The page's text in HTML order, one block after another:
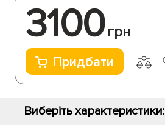
3100грн
Придбати
Виберіть характеристики: